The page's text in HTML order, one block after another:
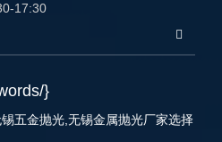
17:30
}
五金抛光 无锡金属抛光厂家选择